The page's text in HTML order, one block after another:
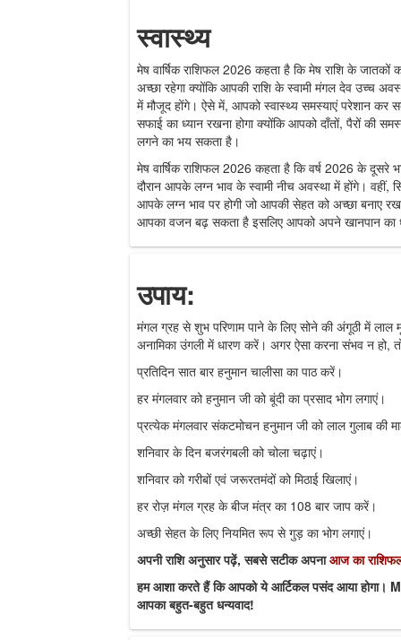
स्वास्थ्य
मेष वार्षिक राशिफल 2026 कहता है कि मेष राशि के
अच्छा रहेगा क्योंकि आपकी राशि के स्वामी मंगल देव उच्च
में मौजूद होंगे। ऐसे में, आपको स्वास्थ्य समस्याएं परेशान कर
सफाई का ध्यान रखना होगा क्योंकि आपको दाँतों, पैरों की
लगने का भय सकता है।
मेष वार्षिक राशिफल 2026 कहता है कि वर्ष 2026 के दूसरे
दौरान आपके लग्न भाव के स्वामी नीच अवस्था में होंगे। वहीं,
आपके लग्न भाव पर होगी जो आपकी सेहत को अच्छा बनाए
आपका वजन बढ़ सकता है इसलिए आपको अपने खानपान का
उपाय:
मंगल ग्रह से शुभ परिणाम पाने के लिए सोने की अंगूठी में लाल
अनामिका उंगली में धारण करें। अगर ऐसा करना संभव न हो,
प्रतिदिन सात बार हनुमान चालीसा का पाठ करें।
हर मंगलवार को हनुमान जी को बूंदी का प्रसाद भोग लगाएं।
प्रत्येक मंगलवार संकटमोचन हनुमान जी को लाल गुलाब की
शनिवार के दिन बजरंगबली को चोला चढ़ाएं।
शनिवार को गरीबों एवं जरूरतमंदों को मिठाई खिलाएं।
हर रोज़ मंगल ग्रह के बीज मंत्र का 108 बार जाप करें।
अच्छी सेहत के लिए नियमित रूप से गुड़ का भोग लगाएं।
अपनी राशि अनुसार पढ़ें, सबसे सटीक अपनाआज का
हम आशा करते हैं कि आपको ये आर्टिकल पसंद आया
आपका बहुत-बहुत धन्यवाद!